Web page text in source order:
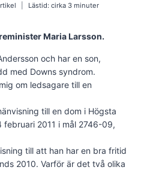
Lästid: cirka 3minuter
Maria Larsson.
och har en son,
med Downs syndrom.
om ledsagare till en
till en dom i Högsta
februari 2011 i mål 2746-09,
till att han har en bra fritid
2010. Varför är det två olika